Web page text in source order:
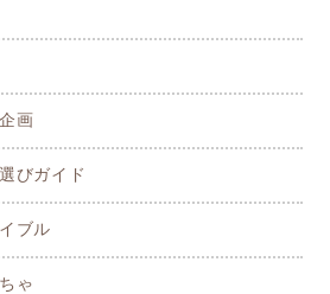
画
びガイド
ブル
ゃ